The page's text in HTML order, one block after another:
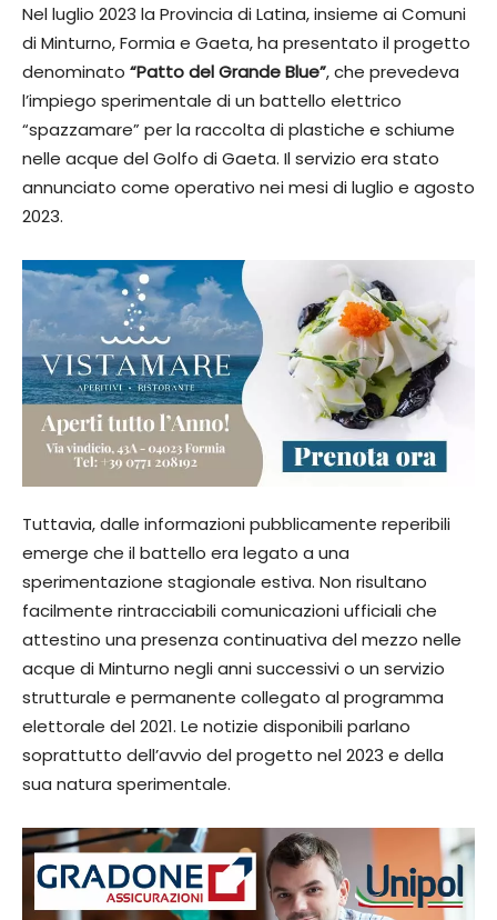
Nel luglio 2023 la Provincia di Latina, insieme ai Comuni
di Minturno, Formia e Gaeta, ha presentato il progetto
denominato “Patto del Grande Blue”, che prevedeva
l’impiego sperimentale di un battello elettrico
“spazzamare” per la raccolta di plastiche e schiume
nelle acque del Golfo di Gaeta. Il servizio era stato
annunciato come operativo nei mesi di luglio e agosto
2023.
Tuttavia, dalle informazioni pubblicamente reperibili
emerge che il battello era legato a una
sperimentazione stagionale estiva. Non risultano
facilmente rintracciabili comunicazioni ufficiali che
attestino una presenza continuativa del mezzo nelle
acque di Minturno negli anni successivi o un servizio
strutturale e permanente collegato al programma
elettorale del 2021. Le notizie disponibili parlano
soprattutto dell’avvio del progetto nel 2023 e della
sua natura sperimentale.